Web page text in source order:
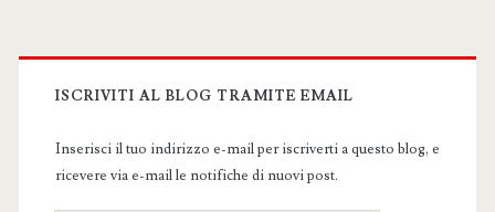
Primary
Sidebar
ISCRIVITI AL BLOG TRAMITE EMAIL
Inserisci il tuo indirizzo e-mail per iscriverti a questo blog, e
ricevere via e-mail le notifiche di nuovi post.